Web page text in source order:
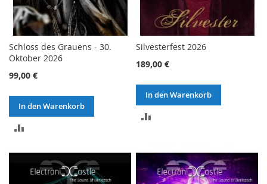
Schloss des Grauens - 30.
Oktober 2026
99,00 €
In den Warenkorb
HINZUFÜGEN
Silvesterfest 2026
189,00 €
In den Warenkorb
HINZUFÜGEN